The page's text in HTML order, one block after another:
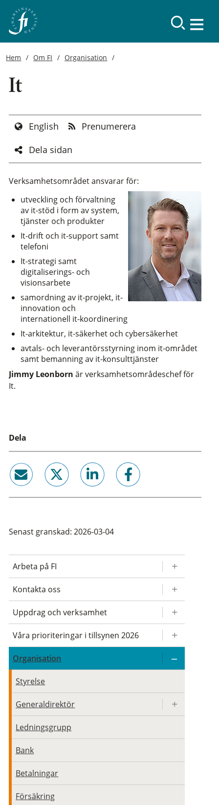
Hem Om FI Organisation
It
English
Prenumerera
Dela sidan
Verksamhetsområdet ansvarar för:
utveckling och förvaltning
av it-stöd i form av system,
tjänster och produkter
It-drift och it-support samt
telefoni
It-strategi samt
digitaliserings- och
visionsarbete
samordning av it-projekt, it-
innovation och
internationell it-koordinering
It-arkitektur, it-säkerhet och cybersäkerhet
avtals- och leverantörsstyrning inom it-området
samt bemanning av it-konsulttjänster
Jimmy Leonborn är verksamhetsområdeschef för
It.
Dela
Senast granskad: 2026-03-04
Arbeta på FI
Kontakta oss
Uppdrag och verksamhet
Våra prioriteringar i tillsynen 2026
Organisation
Styrelse
Generaldirektör
Ledningsgrupp
Bank
Betalningar
Försäkring